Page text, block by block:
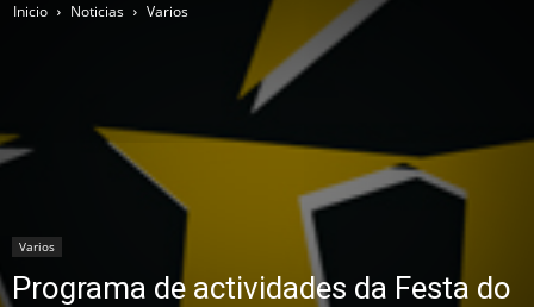
Inicio Noticias Varios
Varios
Programa de actividades da Festa do